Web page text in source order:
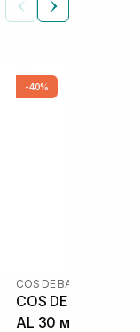
-40%
COS DE BAHA
COS DE BAHA A-Arbutin 5% Licorice
AL 30 мл